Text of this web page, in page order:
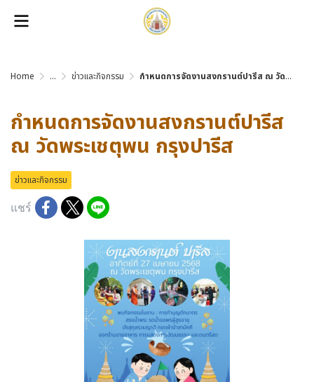
Home ... ข่าวและกิจกรรม กำหนดการจัดงานสงกรานต์ปารีส ณ วัดพระเชตุพน กรุงปารีส
กำหนดการจัดงานสงกรานต์ปารีส
ณ วัดพระเชตุพน กรุงปารีส
ข่าวและกิจกรรม
แชร์